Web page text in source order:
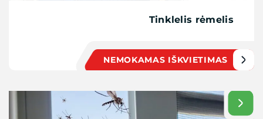
Tinklelis rėmelis
NEMOKAMAS IŠKVIETIMAS